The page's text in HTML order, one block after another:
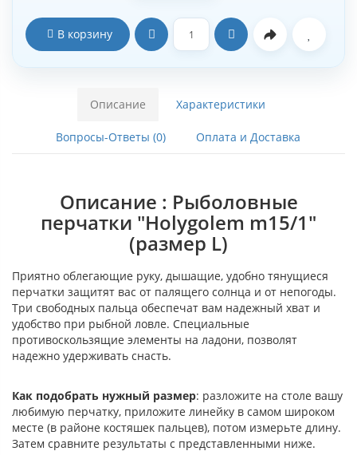
В корзину
Описание Характеристики
Вопросы-Ответы (0) Оплата и Доставка
Описание : Рыболовные
перчатки "Holygolem m15/1"
(размер L)
Приятно облегающие руку, дышащие, удобно тянущиеся
перчатки защитят вас от палящего солнца и от непогоды.
Три свободных пальца обеспечат вам надежный хват и
удобство при рыбной ловле. Специальные
противоскользящие элементы на ладони, позволят
надежно удерживать снасть.
Как подобрать нужный размер: разложите на столе вашу
любимую перчатку, приложите линейку в самом широком
месте (в районе костяшек пальцев), потом измерьте длину.
Затем сравните результаты с представленными ниже.